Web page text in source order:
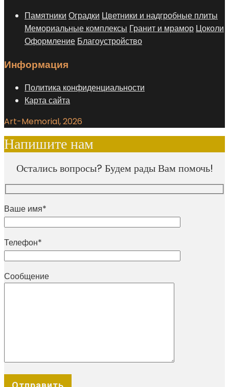
Памятники Оградки Цветники и надгробные плиты
Мемориальные комплексы Гранит и мрамор Цоколи
Оформление Благоустройство
Информация
Политика конфиденциальности
Карта сайта
Art-Memorial, 2026
Напишите нам
Остались вопросы? Будем рады Вам помочь!
Ваше имя*
Телефон*
Сообщение